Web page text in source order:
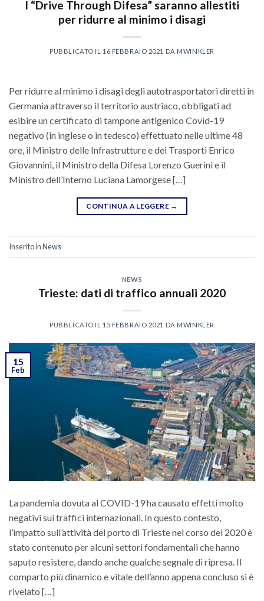
I “Drive Through Difesa” saranno allestiti
per ridurre al minimo i disagi
PUBBLICATO IL 16 FEBBRAIO 2021 DA MWINKLER
Per ridurre al minimo i disagi degli autotrasportatori diretti in
Germania attraverso il territorio austriaco, obbligati ad
esibire un certificato di tampone antigenico Covid-19
negativo (in inglese o in tedesco) effettuato nelle ultime 48
ore, il Ministro delle Infrastrutture e dei Trasporti Enrico
Giovannini, il Ministro della Difesa Lorenzo Guerini e il
Ministro dell’Interno Luciana Lamorgese […]
CONTINUA A LEGGERE →
Inserito inNews
NEWS
Trieste: dati di traffico annuali 2020
PUBBLICATO IL 15 FEBBRAIO 2021 DA MWINKLER
15
Feb
La pandemia dovuta al COVID-19 ha causato effetti molto
negativi sui traffici internazionali. In questo contesto,
l’impatto sull’attività del porto di Trieste nel corso del 2020 è
stato contenuto per alcuni settori fondamentali che hanno
saputo resistere, dando anche qualche segnale di ripresa. Il
comparto più dinamico e vitale dell’anno appena concluso si è
rivelato […]